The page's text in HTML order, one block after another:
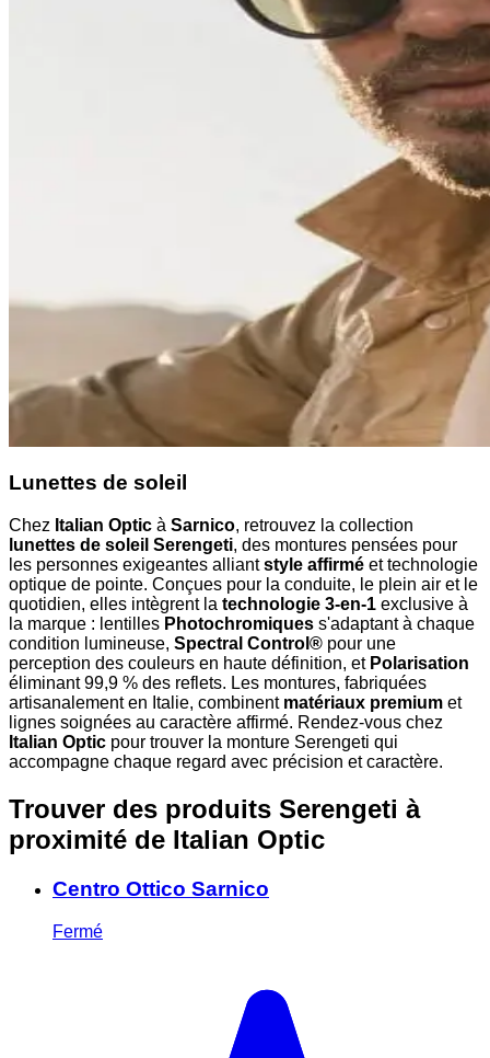
Lunettes de soleil
Chez Italian Optic à Sarnico, retrouvez la collection
lunettes de soleil Serengeti, des montures pensées pour
les personnes exigeantes alliantstyle affirmé et technologie
optique de pointe. Conçues pour la conduite, le plein air et le
quotidien, elles intègrent la technologie 3-en-1 exclusive à
la marque : lentilles Photochromiques s'adaptant à chaque
condition lumineuse, Spectral Control® pour une
perception des couleurs en haute définition, et Polarisation
éliminant 99,9 % des reflets. Les montures, fabriquées
artisanalement en Italie, combinent matériaux premium et
lignes soignées au caractère affirmé. Rendez-vous chez
Italian Optic pour trouver la monture Serengeti qui
accompagne chaque regard avec précision et caractère.
Trouver des produits Serengeti à
proximité de Italian Optic
Centro Ottico Sarnico
Fermé